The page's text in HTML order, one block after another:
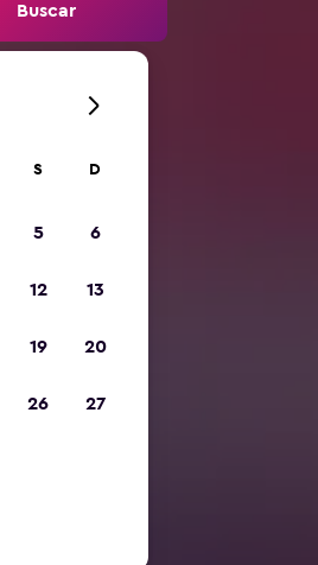
Buscar
S D
5 6
12 13
19 20
26 27